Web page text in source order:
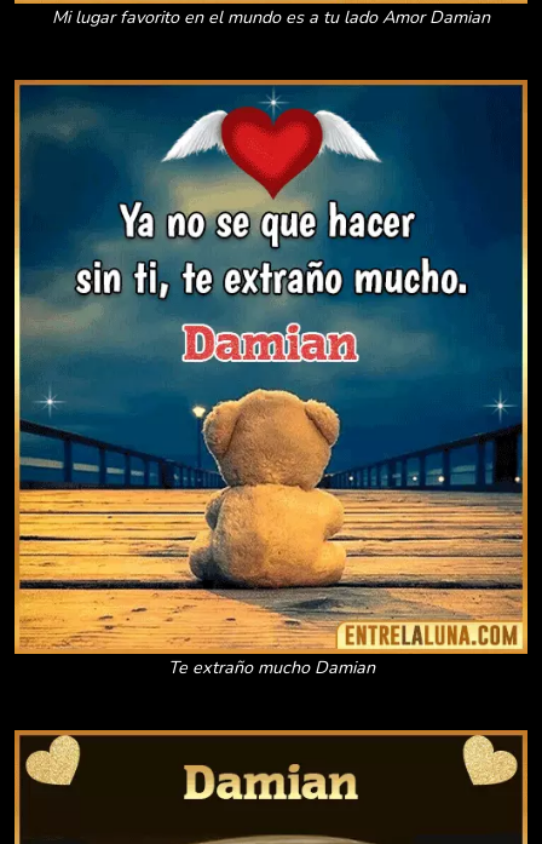
Mi lugar favorito en el mundo es a tu lado Amor Damian
Te extraño mucho Damian